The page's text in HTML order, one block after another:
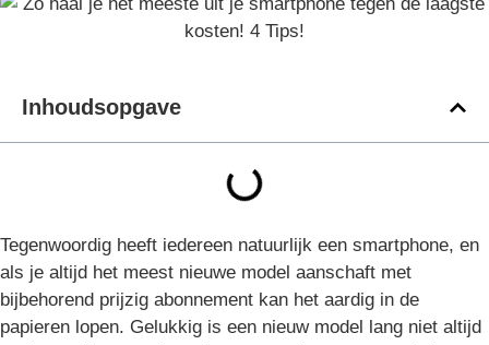
Inhoudsopgave
Tegenwoordig heeft iedereen natuurlijk een smartphone, en
als je altijd het meest nieuwe model aanschaft met
bijbehorend prijzig abonnement kan het aardig in de
papieren lopen. Gelukkig is een nieuw model lang niet altijd